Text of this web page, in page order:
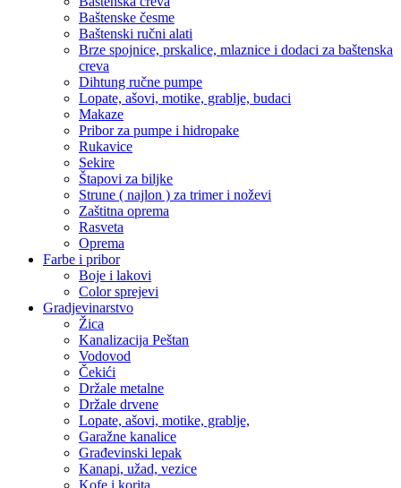
Baštenske česme
Baštenski ručni alati
Brze spojnice, prskalice, mlaznice i dodaci za baštenska
creva
Dihtung ručne pumpe
Lopate, ašovi, motike, grablje, budaci
Makaze
Pribor za pumpe i hidropake
Rukavice
Sekire
Štapovi za biljke
Strune ( najlon ) za trimer i noževi
Zaštitna oprema
Rasveta
Oprema
Farbe i pribor
Boje i lakovi
Color sprejevi
Gradjevinarstvo
Žica
Kanalizacija Peštan
Vodovod
Čekići
Držale metalne
Držale drvene
Lopate, ašovi, motike, grablje,
Garažne kanalice
Građevinski lepak
Kanapi, užad, vezice
Kofe i korita